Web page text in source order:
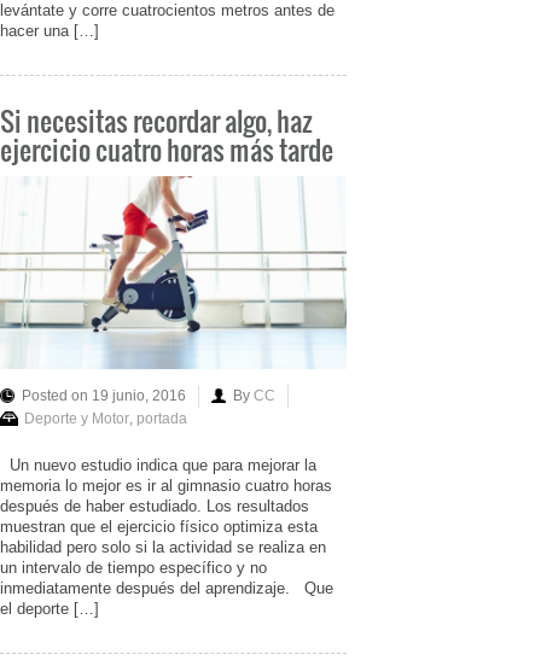
levántate y corre cuatrocientos metros antes de
hacer una […]
Si necesitas recordar algo, haz
ejercicio cuatro horas más tarde
Posted on 19 junio, 2016 By CC
Deporte y Motor portada
Un nuevo estudio indica que para mejorar la
memoria lo mejor es ir al gimnasio cuatro horas
después de haber estudiado. Los resultados
muestran que el ejercicio físico optimiza esta
habilidad pero solo si la actividad se realiza en
un intervalo de tiempo específico y no
inmediatamente después del aprendizaje. Que
el deporte […]